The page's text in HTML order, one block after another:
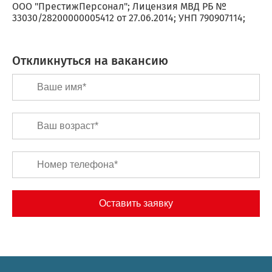
ООО "ПрестижПерсонал"; Лицензия МВД РБ №
33030/28200000005412 от 27.06.2014; УНП 790907114;
Откликнуться на вакансию